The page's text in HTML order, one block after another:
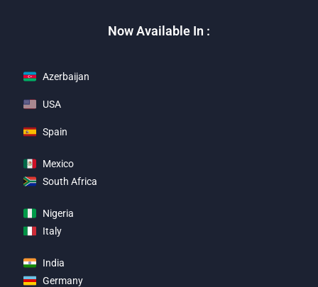
Now Available In :
Azerbaijan
USA
Spain
Mexico
South Africa
Nigeria
Italy
India
Germany